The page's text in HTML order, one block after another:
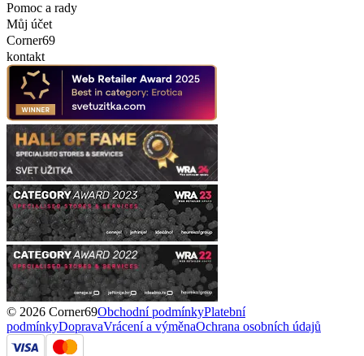
Pomoc a rady
Můj účet
Corner69
kontakt
© 2026 Corner69Obchodní podmínkyPlatební
podmínkyDopravaVrácení a výměnaOchrana osobních údajů